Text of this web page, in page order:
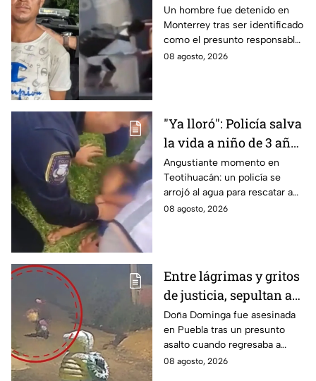
contra tráiler; provocó
su muerte en
Monterrey
Un hombre fue detenido en
Monterrey tras ser identificado
como el presunto responsable
de la muerte de un adulto
08 agosto, 2026
"Ya lloró": Policía salva
la vida a niño de 3 años
que cayó a un lago en
Teotihuacán; aplicó
RCP (VIDEO)
Angustiante momento en
Teotihuacán: un policía se
arrojó al agua para rescatar a
un pequeño que no respiraba y
08 agosto, 2026
Entre lágrimas y gritos
de justicia, sepultan a
doña Dominga, la
abuelita asesinada tras
asalto en Amozoc,
Puebla
Doña Dominga fue asesinada
en Puebla tras un presunto
asalto cuando regresaba a
casa; familiares y amigos la
08 agosto, 2026